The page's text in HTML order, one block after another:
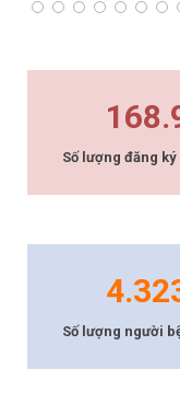
Số lượng đăng
Số lượng người